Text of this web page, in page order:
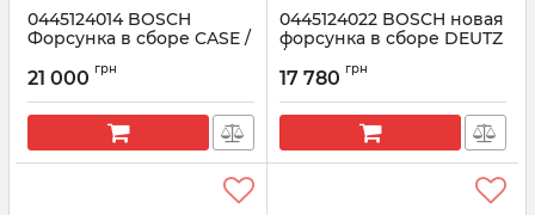
0445124014 BOSCH
Форсунка в сборе CASE /
(504388750)
Артикул: 0445124014
21 000 грн
0445124022 BOSCH новая
форсунка в сборе DEUTZ
Артикул: 0445124022
17 780 грн